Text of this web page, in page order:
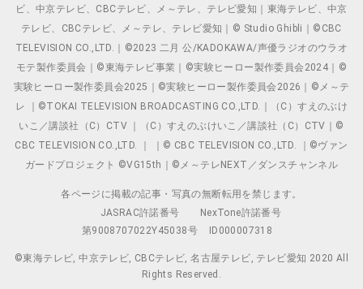
ビ、中京テレビ、CBCテレビ、メ～テレ、テレビ愛知｜東海テレビ、中京
テレビ、CBCテレビ、メ～テレ、テレビ愛知｜© Studio Ghibli｜©CBC
TELEVISION CO.,LTD.｜©2023 二月 公/KADOKAWA/声優ラジオのウラオ
モテ製作委員会｜©東海テレビ事業｜©実験ヒーロー製作委員会2024｜©
実験ヒーロー製作委員会2025｜©実験ヒーロー製作委員会2026｜©メ～テ
レ ｜©TOKAI TELEVISION BROADCASTING CO.,LTD.｜（C）すえのぶけ
いこ／講談社（C）CTV ｜（C）すえのぶけいこ／講談社（C）CTV｜©
CBC TELEVISION CO.,LTD. ｜ ｜© CBC TELEVISION CO.,LTD. ｜©ヴァン
ガードプロジェクト ©VG15th｜©メ～テレNEXT／ダンスチャンネル
各ページに掲載の記事・写真の無断転用を禁じます。
JASRAC許諾番号
NexTone許諾番号
第9008707022Y45038号
ID000007318
©東海テレビ, 中京テレビ, CBCテレビ, 名古屋テレビ, テレビ愛知 2020 All
Rights Reserved.